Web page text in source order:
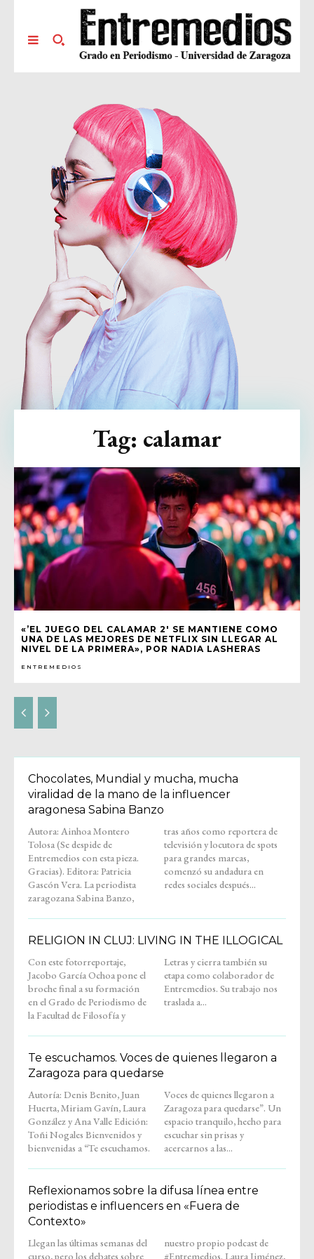
«’EL JUEGO DEL CALAMAR 2′ SE MANTIENE COMO
UNA DE LAS MEJORES DE NETFLIX SIN LLEGAR AL
NIVEL DE LA PRIMERA», POR NADIA LASHERAS
ENTREMEDIOS
Tag: calamar
Chocolates, Mundial y mucha, mucha
viralidad de la mano de la influencer
aragonesa Sabina Banzo
Autora: Ainhoa Montero
Tolosa (Se despide de
Entremedios con esta pieza.
Gracias). Editora: Patricia
Gascón Vera. La periodista
zaragozana Sabina Banzo,
tras años como reportera de
televisión y locutora de spots
para grandes marcas,
comenzó su andadura en
redes sociales después...
RELIGION IN CLUJ: LIVING IN THE ILLOGICAL
Con este fotorreportaje,
Jacobo García Ochoa pone el
broche final a su formación
en el Grado de Periodismo de
la Facultad de Filosofía y
Letras y cierra también su
etapa como colaborador de
Entremedios. Su trabajo nos
traslada a...
Te escuchamos. Voces de quienes llegaron a
Zaragoza para quedarse
Autoría: Denis Benito, Juan
Huerta, Miriam Gavín, Laura
González y Ana Valle Edición:
Toñi Nogales Bienvenidos y
bienvenidas a “Te escuchamos.
Voces de quienes llegaron a
Zaragoza para quedarse”. Un
espacio tranquilo, hecho para
escuchar sin prisas y
acercarnos a las...
Reflexionamos sobre la difusa línea entre
periodistas e influencers en «Fuera de
Contexto»
Llegan las últimas semanas del
curso, pero los debates sobre
nuestro propio podcast de
#Entremedios. Laura Jiménez,